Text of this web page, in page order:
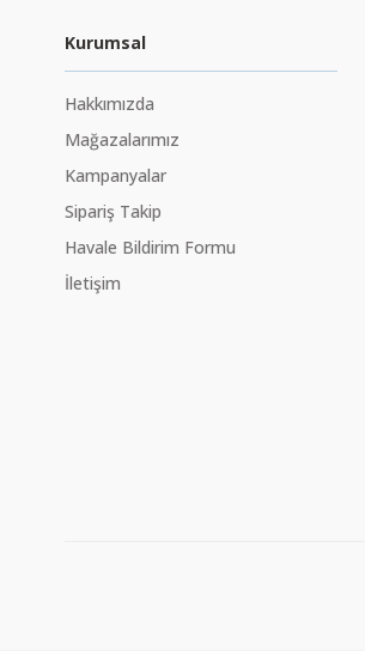
Kurumsal
Hakkımızda
Mağazalarımız
Kampanyalar
Sipariş Takip
Havale Bildirim Formu
İletişim